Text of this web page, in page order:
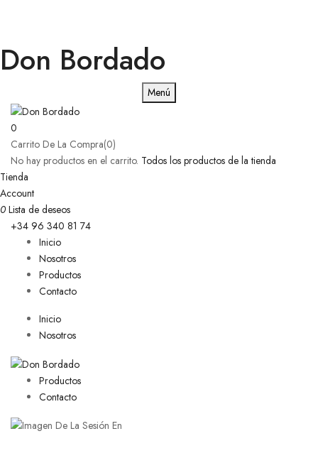
Don Bordado
Menú
0
Carrito De La Compra(0)
No hay productos en el carrito. Todos los productos de la tienda
Tienda
Account
0 Lista de deseos
+34 96 340 81 74
Inicio
Nosotros
Productos
Contacto
Inicio
Nosotros
Productos
Contacto